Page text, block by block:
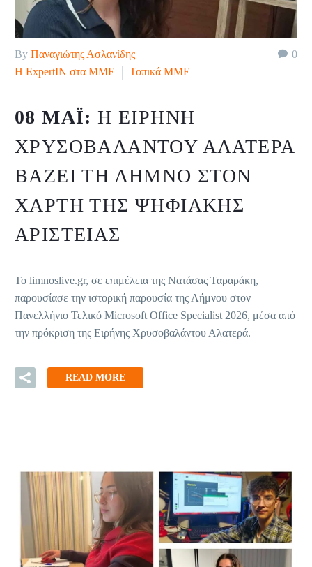
0
By Παναγιώτης Ασλανίδης
H ExpertIN στα ΜΜΕ
Τοπικά ΜΜΕ
08 ΜΆΙ:Η ΕΙΡΉΝΗ
ΧΡΥΣΟΒΑΛΆΝΤΟΥ ΑΛΑΤΕΡΆ
ΒΆΖΕΙ ΤΗ ΛΉΜΝΟ ΣΤΟΝ
ΧΆΡΤΗ ΤΗΣ ΨΗΦΙΑΚΉΣ
ΑΡΙΣΤΕΊΑΣ
Το limnoslive.gr, σε επιμέλεια της Νατάσας Ταραράκη,
παρουσίασε την ιστορική παρουσία της Λήμνου στον
Πανελλήνιο Τελικό Microsoft Office Specialist 2026, μέσα από
την πρόκριση της Ειρήνης Χρυσοβαλάντου Αλατερά.
READ MORE